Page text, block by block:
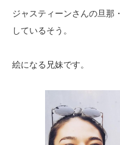
ジャスティーンさんの旦那
しているそう。
絵になる兄妹です。